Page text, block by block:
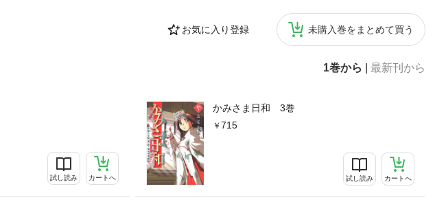
お気に入り登録 未購入巻をまとめて買う
1巻から 最新刊から
試し読み カートへ
かみさま日和 3巻
715
試し読み カートへ